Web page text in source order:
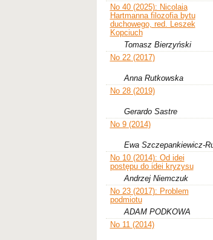
No 40 (2025): Nicolaia
Hartmanna filozofia bytu
duchowego, red. Leszek
Kopciuch
Tomasz Bierzyński
No 22 (2017)
Anna Rutkowska
No 28 (2019)
Gerardo Sastre
No 9 (2014)
Ewa Szczepankiewicz-
No 10 (2014): Od idei
postępu do idei kryzysu
Andrzej Niemczuk
No 23 (2017): Problem
podmiotu
ADAM PODKOWA
No 11 (2014)